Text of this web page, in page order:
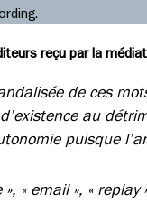
reçu par la
de ces
au
puisque
», « email », «